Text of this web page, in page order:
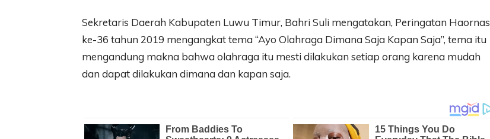
Sekretaris Daerah Kabupaten Luwu Timur, Bahri Suli mengatakan, Peringatan Haornas
ke-36 tahun 2019 mengangkat tema “Ayo Olahraga Dimana Saja Kapan Saja”, tema itu
mengandung makna bahwa olahraga itu mesti dilakukan setiap orang karena mudah
dan dapat dilakukan dimana dan kapan saja.